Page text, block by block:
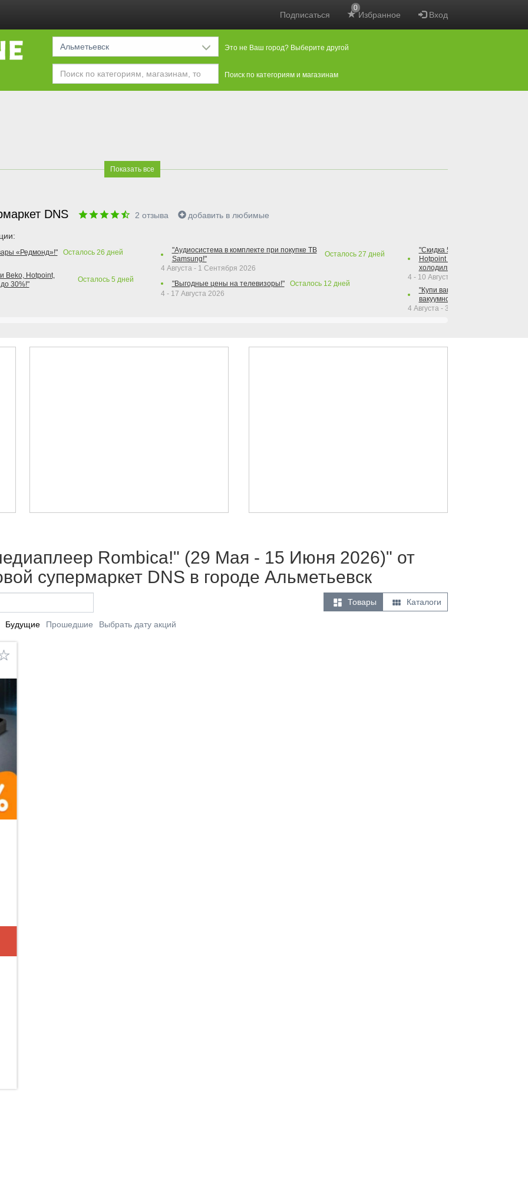
Подписаться Избранное
0
Вход
Альметьевск Это не Ваш город? Выберите другой
Поиск по категориям и магазинам
Показать все
DNS 2 отзыва добавить в любимые
«Редмонд»!" Осталось 26 дней
Beko, Hotpoint,
30%!"
Осталось 5 дней
"Аудиосистема в комплекте при покупке ТВ
Samsung!"
Осталось 27 дней
4 Августа - 1 Сентября 2026
"Выгодные цены на телевизоры!"
Осталось 12 дней
4 - 17 Августа 2026
"Скидка 50% на варочную
Hotpoint при покупке духового
холодильника Hotpoint!"
4 - 10 Августа 2026
"Купи вакуумный упаковщик +
вакуумного упаковщика =
4 Августа - 30 Сентября 2026
Rombica!" (29 Мая - 15 Июня 2026)" от
супермаркет DNS в городе Альметьевск
 Товары  Каталоги
Будущие Прошедшие Выбрать дату акций